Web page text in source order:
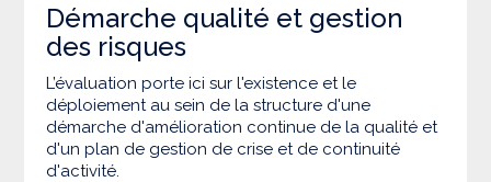
Démarche qualité et gestion
des risques
L’évaluation porte ici sur l'existence et le
déploiement au sein de la structure d'une
démarche d'amélioration continue de la qualité et
d'un plan de gestion de crise et de continuité
d'activité.